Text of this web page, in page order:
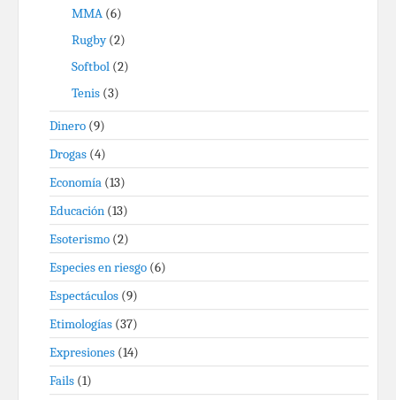
MMA (6)
Rugby(2)
Softbol (2)
Tenis (3)
Dinero (9)
Drogas (4)
Economía (13)
Educación (13)
Esoterismo (2)
Especies en riesgo (6)
Espectáculos (9)
Etimologías (37)
Expresiones (14)
Fails (1)